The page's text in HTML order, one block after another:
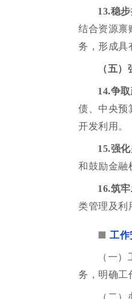
13.稳
结合资源禀
务，形成具
（五
14.争
债、中央预
开发利用。
15.强
和鼓励金融
16.筑
类管理及利
■工
（一
务，明确工
（二